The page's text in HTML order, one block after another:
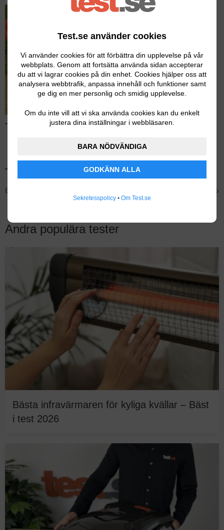
Test.se använder cookies
Vi använder cookies för att förbättra din upplevelse på vår
webbplats. Genom att fortsätta använda sidan accepterar
du att vi lagrar cookies på din enhet. Cookies hjälper oss att
analysera webbtrafik, anpassa innehåll och funktioner samt
ge dig en mer personlig och smidig upplevelse.
Om du inte vill att vi ska använda cookies kan du enkelt
justera dina inställningar i webbläsaren.
BARA NÖDVÄNDIGA
GODKÄNN ALLA
Sekretesspolicy • Om Test.se
Test av motorsågar – Läs hela testet
Tidigare testvinnare
Bästa mellanstora – STIHL MS 172 ›
Andra populära tester
Bästa infravärmaren för kyliga kvällar – Bäst
i test 2026